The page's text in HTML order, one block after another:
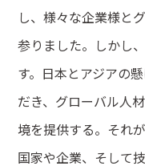
し、様々な企業様と
参りました。しかし
す。日本とアジアの
だき、グローバル人
境を提供する。それ
国家や企業、そして